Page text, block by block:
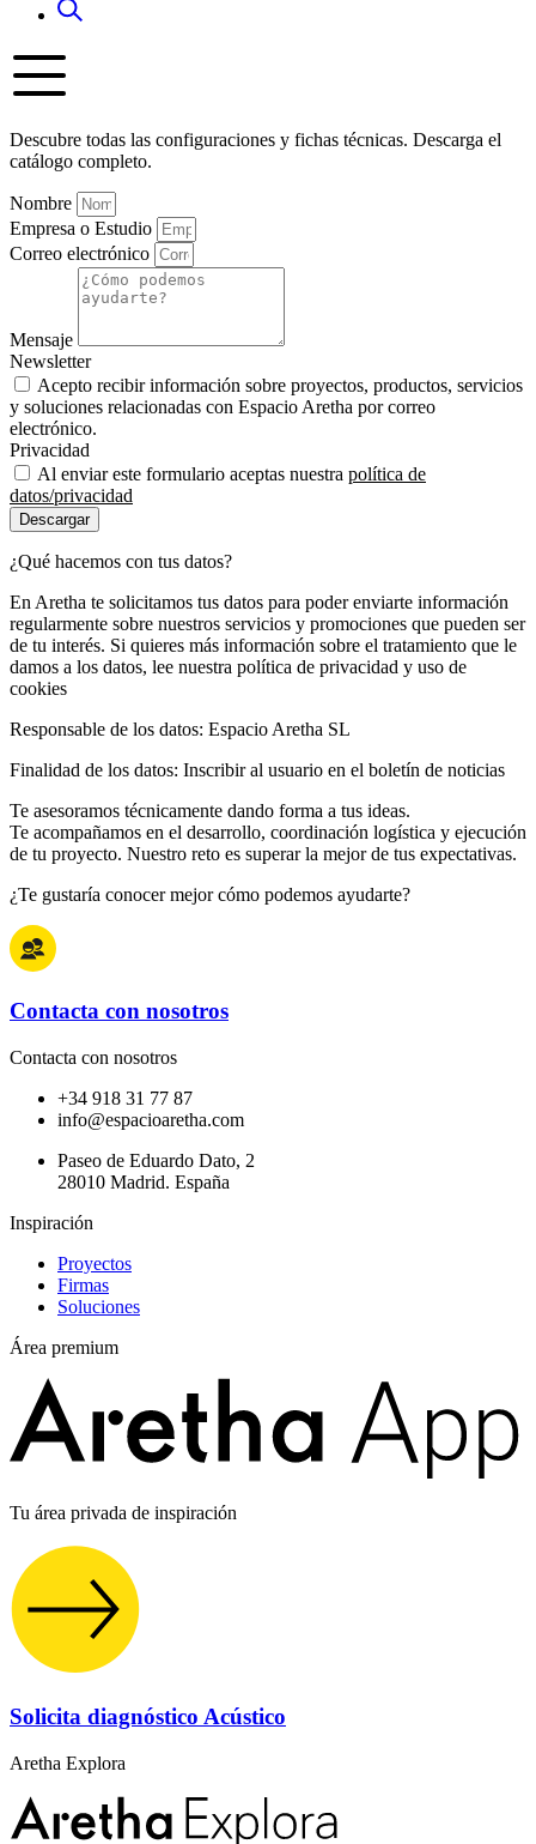
Descubre todas las configuraciones y fichas técnicas. Descarga el
catálogo completo.
Nombre
Empresa o Estudio
Correo electrónico
Mensaje
Newsletter
Acepto recibir información sobre proyectos, productos, servicios
y soluciones relacionadas con Espacio Aretha por correo
electrónico.
Privacidad
Al enviar este formulario aceptas nuestra política de
datos/privacidad
Descargar
¿Qué hacemos con tus datos?
En Aretha te solicitamos tus datos para poder enviarte información
regularmente sobre nuestros servicios y promociones que pueden ser
de tu interés. Si quieres más información sobre el tratamiento que le
damos a los datos, lee nuestra política de privacidad y uso de
cookies
Responsable de los datos: Espacio Aretha SL
Finalidad de los datos: Inscribir al usuario en el boletín de noticias
Te asesoramos técnicamente dando forma a tus ideas.
Te acompañamos en el desarrollo, coordinación logística y ejecución
de tu proyecto. Nuestro reto es superar la mejor de tus expectativas.
¿Te gustaría conocer mejor cómo podemos ayudarte?
Contacta con nosotros
Contacta con nosotros
+34 918 31 77 87
info@espacioaretha.com
Paseo de Eduardo Dato, 2
28010 Madrid. España
Inspiración
Proyectos
Firmas
Soluciones
Área premium
Tu área privada de inspiración
Solicita diagnóstico Acústico
Aretha Explora